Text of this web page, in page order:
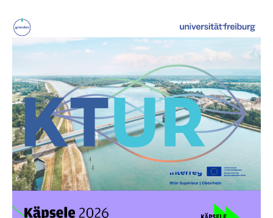
KTUR²
at
Käpsele
Innovation
Festival:
Bridging
the